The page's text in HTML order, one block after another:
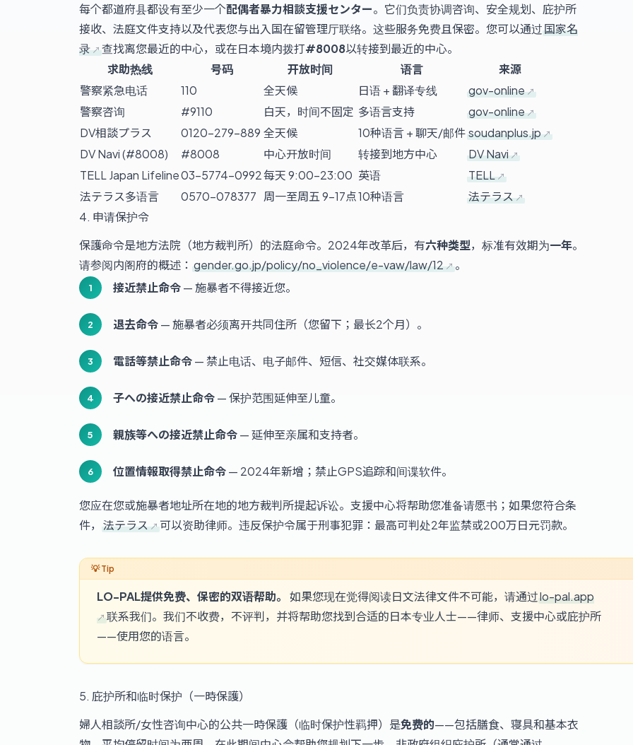
每个都道府县都设有至少一个配偶者暴力相談支援センター。它们负责协调咨询、安全规划、庇护所
接收、法庭文件支持以及代表您与出入国在留管理厅联络。这些服务免费且保密。您可以通过国家名
录
查找离您最近的中心，或在日本境内拨打#8008以转接到最近的中心。
求助热线
号码 开放时间 语言
来源
警察紧急电话
110 全天候 日语 + 翻译专线
gov-online
警察咨询
#9110 白天，时间不固定 多语言支持
gov-online
DV相談プラス
0120-279-889 全天候 10种语言 + 聊天/邮件soudanplus.jp
DV Navi (#8008)
#8008 中心开放时间 转接到地方中心
DV Navi
TELL Japan Lifeline03-5774-0992每天 9:00–23:00 英语
TELL
法テラス多语言
0570-078377 周一至周五 9-17点10种语言
法テラス
4. 申请保护令
保護命令是地方法院（地方裁判所）的法庭命令。2024年改革后，有六种类型，标准有效期为一年。
请参阅内阁府的概述： gender.go.jp/policy/no_violence/e-vaw/law/12
。
接近禁止命令— 施暴者不得接近您。
退去命令— 施暴者必须离开共同住所（您留下；最长2个月）。
電話等禁止命令— 禁止电话、电子邮件、短信、社交媒体联系。
子への接近禁止命令— 保护范围延伸至儿童。
親族等への接近禁止命令— 延伸至亲属和支持者。
位置情報取得禁止命令— 2024年新增；禁止GPS追踪和间谍软件。
您应在您或施暴者地址所在地的地方裁判所提起诉讼。支援中心将帮助您准备请愿书；如果您符合条
件， 法テラス 可以资助律师。违反保护令属于刑事犯罪：最高可判处2年监禁或200万日元罚款。
LO-PAL提供免费、保密的双语帮助。 如果您现在觉得阅读日文法律文件不可能，请通过lo-pal.app
联系我们。我们不收费，不评判，并将帮助您找到合适的日本专业人士——律师、支援中心或庇护所
——使用您的语言。
5. 庇护所和临时保护（一時保護）
婦人相談所/女性咨询中心的公共一時保護（临时保护性羁押）是免费的——包括膳食、寝具和基本衣